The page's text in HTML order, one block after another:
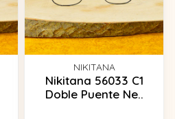
NIKITANA
Nikitana 56033 C1
Doble Puente Ne..